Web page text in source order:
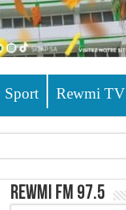
Sport Rewmi TV
Rewmi FM 97.5